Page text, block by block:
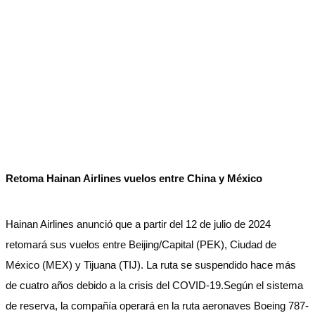
Retoma Hainan Airlines vuelos entre China y México
Hainan Airlines anunció que a partir del 12 de julio de 2024
retomará sus vuelos entre Beijing/Capital (PEK), Ciudad de
México (MEX) y Tijuana (TIJ). La ruta se suspendido hace más
de cuatro años debido a la crisis del COVID-19.Según el sistema
de reserva, la compañía operará en la ruta aeronaves Boeing 787-